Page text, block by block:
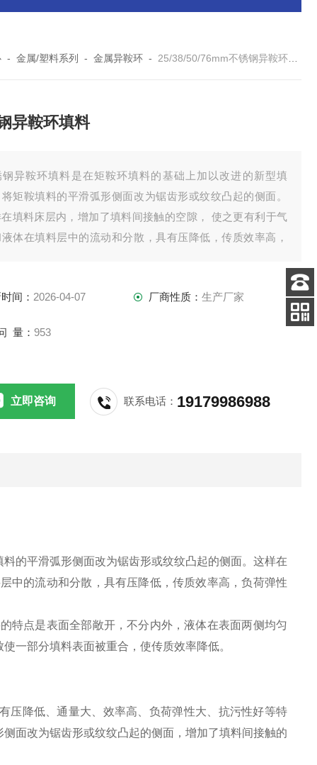
-金属/塑料系列 -金属异鞍环 - 25/38/50/76mm不锈钢异鞍环填料
异鞍环填料
钢异鞍环填料是在矩鞍环填料的基础上加以改进的新型填
矩鞍填料的平滑弧形侧面改为锯齿形或纹纹凸起的侧面。
填料床层内，增加了填料间接触的空隙， 使之更有利于气
体在填料层中的流动和分散，具有压降低，传质效率高，
间： 2026-04-07 厂商性质： 生产厂家
量：953
立即咨询 联系电话： 19179986988
的平滑弧形侧面改为锯齿形或纹纹凸起的侧面。这样在
中的流动和分散，具有压降低，传质效率高，负荷弹性
特点是表面全部敞开，不分内外，液体在表面两侧均匀
一部分填料表面被重合，使传质效率降低。
压降低、通量大、效率高、负荷弹性大、抗污性好等特
面改为锯齿形或纹纹凸起的侧面，增加了填料间接触的
客服
电话